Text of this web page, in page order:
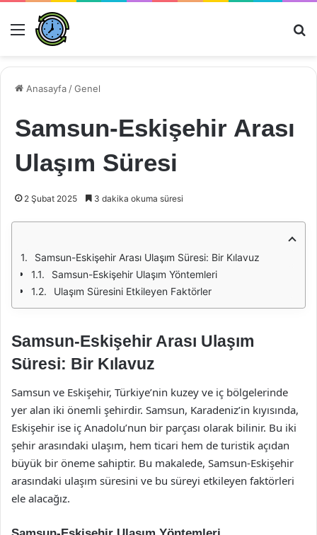
Menü
Anasayfa /Genel
Samsun-Eskişehir Arası
Ulaşım Süresi
2 Şubat 2025 3 dakika okuma süresi
Samsun-Eskişehir Arası Ulaşım Süresi: Bir Kılavuz
Samsun-Eskişehir Ulaşım Yöntemleri
Ulaşım Süresini Etkileyen Faktörler
Samsun-Eskişehir Arası Ulaşım
Süresi: Bir Kılavuz
Samsun ve Eskişehir, Türkiye’nin kuzey ve iç bölgelerinde
yer alan iki önemli şehirdir. Samsun, Karadeniz’in kıyısında,
Eskişehir ise iç Anadolu’nun bir parçası olarak bilinir. Bu iki
şehir arasındaki ulaşım, hem ticari hem de turistik açıdan
büyük bir öneme sahiptir. Bu makalede, Samsun-Eskişehir
arasındaki ulaşım süresini ve bu süreyi etkileyen faktörleri
ele alacağız.